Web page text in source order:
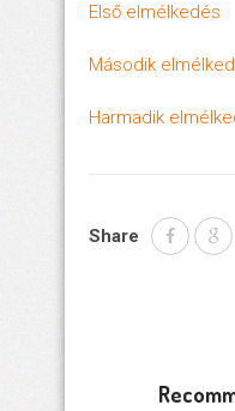
Első elmélkedés
Második
Harmadik
Share